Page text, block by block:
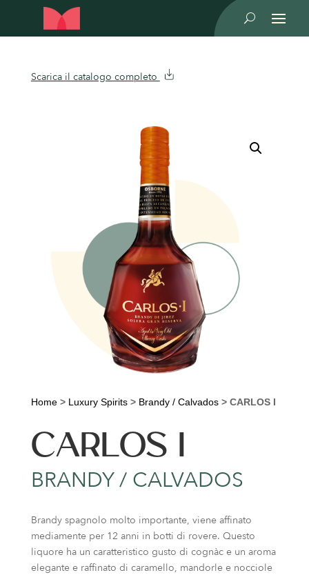
U
Scarica il catalogo completo
Home> Luxury Spirits> Brandy / Calvados> CARLOS I
CARLOS I
BRANDY / CALVADOS
Brandy spagnolo molto importante, viene affinato
mediamente per 12 anni in botti di rovere. Questo
liquore ha un caratteristico gusto di cognàc e un aroma
elegante e raffinato di caramello, mandorle e nocciole